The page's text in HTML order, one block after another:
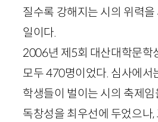
질수록 강해지는 시의 위력
일이다.
2006년 제5회 대산대학문학
모두 470명이었다. 심사에서
학생들이 벌이는 시의 축제
독창성을 최우선에 두었으나